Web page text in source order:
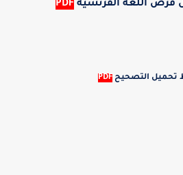
فرض اللغة الفرنسية PDF
تحميل التصحيح PDF